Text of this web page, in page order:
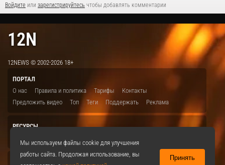
Войдите или зарегистрируйтесь чтобы добавлять комментарии
12N
12NEWS © 2002-2026 18+
ПОРТАЛ
О нас
Правила и политика Тарифы
Контакты
Предложить видео
Топ Теги Поддержать Реклама
РЕСУРСЫ
Мы используем файлы cookie для улучшения
работы сайта. Продолжая использование, вы
Принять